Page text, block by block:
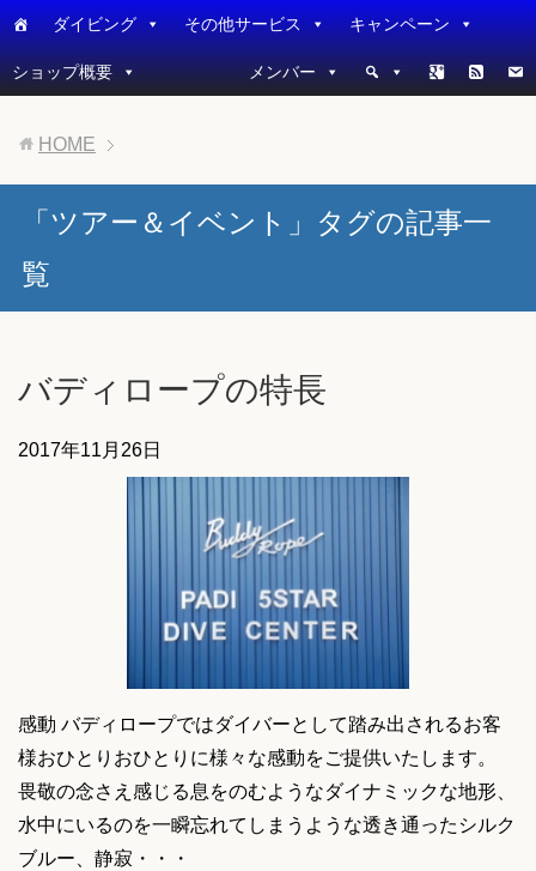
ダイビング その他サービス キャンペーン
ショップ概要 メンバー
HOME
「ツアー＆イベント」タグの記事一
覧
バディロープの特長
2017年11月26日
感動 バディロープではダイバーとして踏み出されるお客
様おひとりおひとりに様々な感動をご提供いたします。
畏敬の念さえ感じる息をのむようなダイナミックな地形、
水中にいるのを一瞬忘れてしまうような透き通ったシルク
ブルー、静寂・・・